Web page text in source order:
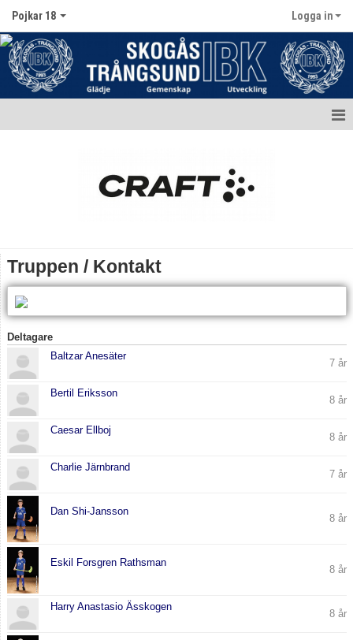
Pojkar 18 Logga in
Truppen / Kontakt
Bildgalleri
Dokument
Truppen / Kontakt
Deltagare
Baltzar Anesäter
7 år
Bertil Eriksson
8 år
Caesar Ellboj
8 år
Charlie Järnbrand
7 år
Dan Shi-Jansson
8 år
Eskil Forsgren Rathsman
8 år
Harry Anastasio Ässkogen
8 år